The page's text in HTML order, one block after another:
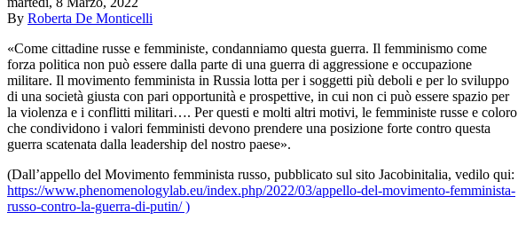
By Roberta De Monticelli
«Come cittadine russe e femministe, condanniamo questa guerra. Il femminismo come
forza politica non può essere dalla parte di una guerra di aggressione e occupazione
militare. Il movimento femminista in Russia lotta per i soggetti più deboli e per lo sviluppo
di una società giusta con pari opportunità e prospettive, in cui non ci può essere spazio per
la violenza e i conflitti militari…. Per questi e molti altri motivi, le femministe russe e coloro
che condividono i valori femministi devono prendere una posizione forte contro questa
guerra scatenata dalla leadership del nostro paese».
(Dall’appello del Movimento femminista russo, pubblicato sul sito Jacobinitalia, vedilo qui:
https://www.phenomenologylab.eu/index.php/2022/03/appello-del-movimento-femminista-
russo-contro-la-guerra-di-putin/ )